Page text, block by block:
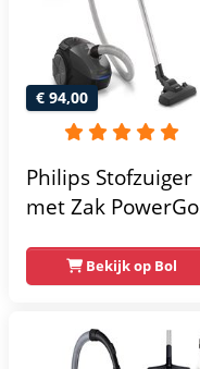
€ 94,00
Philips Stofzuiger
met Zak PowerGo
Motor - Lang Snoer
- Alle Vloertypen -
Multifunctionele
Zuigmond - Grijs
Bekijk op Bol